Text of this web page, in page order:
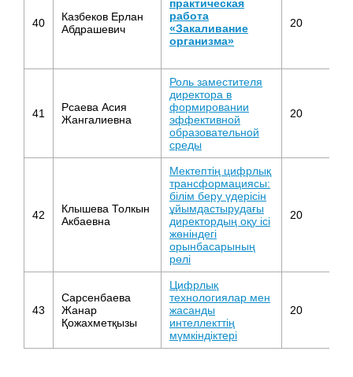
40
Казбеков Ерлан
Абдрашевич
практическая
работа
«Закаливание
организма»
20
41
Рсаева Асия
Жангалиевна
Роль заместителя
директора в
формировании
эффективной
образовательной
среды
20
42
Клышева Толкын
Акбаевна
Мектептің цифрлық
трансформациясы:
білім беру үдерісін
ұйымдастырудағы
директордың оқу ісі
жөніндегі
орынбасарының
рөлі
20
43
Сарсенбаева
Жанар
Қожахметқызы
Цифрлық
технологиялар мен
жасанды
интеллекттің
мүмкіндіктері
20